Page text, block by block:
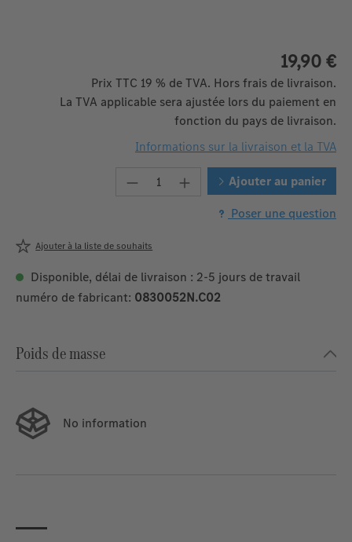
19,90 €
Prix TTC 19 % de TVA. Hors frais de livraison.
La TVA applicable sera ajustée lors du paiement en
fonction du pays de livraison.
Informations sur la livraison et la TVA
Quantité de produit : Entrez
Ajouter au panier
Poser une question
Ajouter à la liste de souhaits
Disponible, délai de livraison : 2-5 jours de travail
numéro de fabricant: 0830052N.C02
Poids de masse
No information